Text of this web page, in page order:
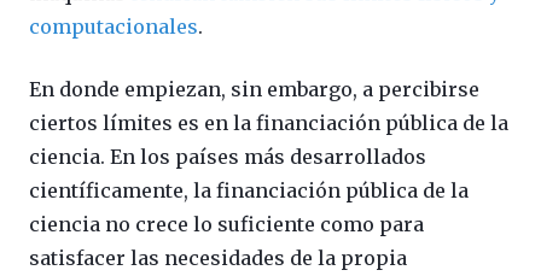
computacionales.
En donde empiezan, sin embargo, a percibirse
ciertos límites es en la financiación pública de la
ciencia. En los países más desarrollados
científicamente, la financiación pública de la
ciencia no crece lo suficiente como para
satisfacer las necesidades de la propia